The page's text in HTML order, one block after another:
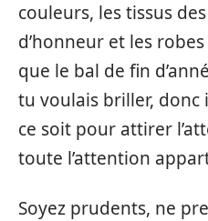
couleurs, les tissus
d’honneur et les
que le bal de fin
tu voulais briller, donc
ce soit pour attirer
toute l’attention
Soyez prudents, ne